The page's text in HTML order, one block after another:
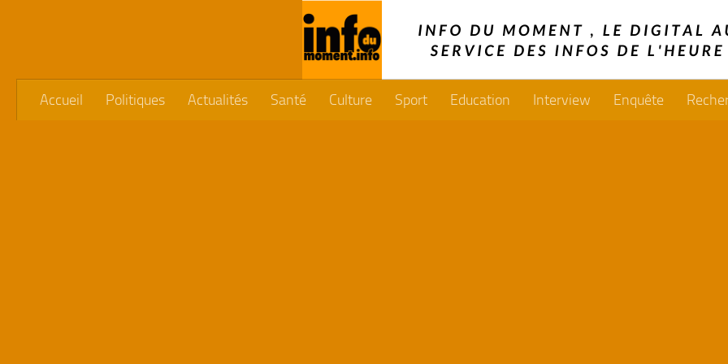
Accueil Politiques Actualités Santé Culture Sport Education Interview Enquête